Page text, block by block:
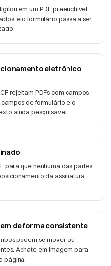
em um PDF preenchível
e o formulário passa a ser
eletrônico
rejeitam PDFs com campos
de formulário e o
ainda pesquisável.
para que nenhuma das partes
da assinatura
de forma consistente
podem se mover ou
Achate em imagem para
página.